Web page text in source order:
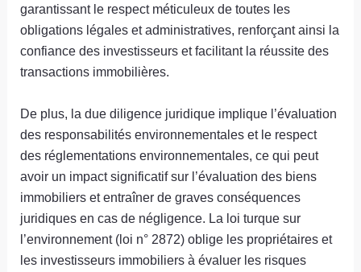
garantissant le respect méticuleux de toutes les
obligations légales et administratives, renforçant ainsi la
confiance des investisseurs et facilitant la réussite des
transactions immobilières.
De plus, la due diligence juridique implique l’évaluation
des responsabilités environnementales et le respect
des réglementations environnementales, ce qui peut
avoir un impact significatif sur l’évaluation des biens
immobiliers et entraîner de graves conséquences
juridiques en cas de négligence. La loi turque sur
l’environnement (loi n° 2872) oblige les propriétaires et
les investisseurs immobiliers à évaluer les risques